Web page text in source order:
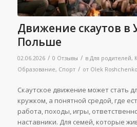
Движение скаутов в
Польше
02.06.2026 / 0 Отзывы / в Для родителей,
Образование, Спорт / от Olek Roshchenko
Скаутское движение может стать
кружком, а понятной средой, где
работа, походы, игры,
наставники. Для семей, которые